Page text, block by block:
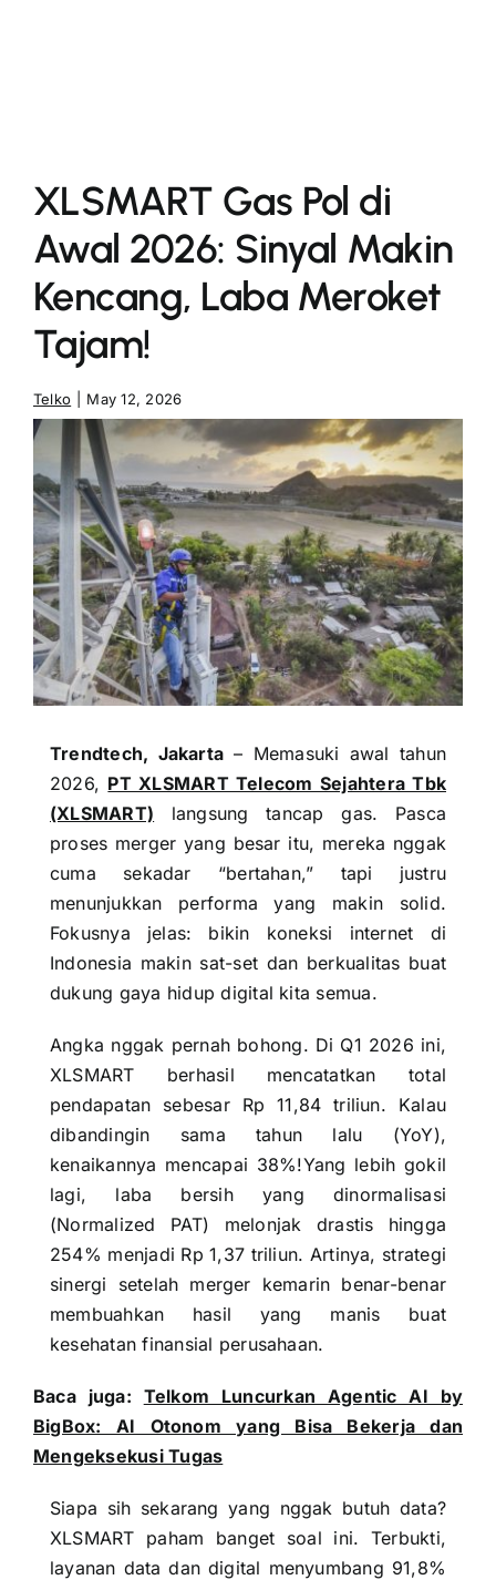
XLSMART Gas Pol di
Awal 2026: Sinyal Makin
Kencang, Laba Meroket
Tajam!
Telko May 12, 2026
Trendtech, Jakarta – Memasuki awal tahun
2026, PT XLSMART Telecom Sejahtera Tbk
(XLSMART) langsung tancap gas. Pasca
proses merger yang besar itu, mereka nggak
cuma sekadar “bertahan,” tapi justru
menunjukkan performa yang makin solid.
Fokusnya jelas: bikin koneksi internet di
Indonesia makin sat-set dan berkualitas buat
dukung gaya hidup digital kita semua.
Angka nggak pernah bohong. Di Q1 2026 ini,
XLSMART berhasil mencatatkan total
pendapatan sebesar Rp 11,84 triliun. Kalau
dibandingin sama tahun lalu (YoY),
kenaikannya mencapai 38%!Yang lebih gokil
lagi, laba bersih yang dinormalisasi
(Normalized PAT) melonjak drastis hingga
254% menjadi Rp 1,37 triliun. Artinya, strategi
sinergi setelah merger kemarin benar-benar
membuahkan hasil yang manis buat
kesehatan finansial perusahaan.
Baca juga: Telkom Luncurkan Agentic AI by
BigBox: AI Otonom yang Bisa Bekerja dan
Mengeksekusi Tugas
Siapa sih sekarang yang nggak butuh data?
XLSMART paham banget soal ini. Terbukti,
layanan data dan digital menyumbang 91,8%